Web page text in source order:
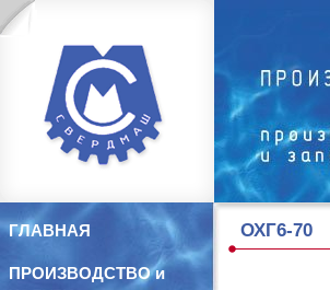
ГЛАВНАЯ
ПРОИЗВОДСТВО и
ОХГ6-70